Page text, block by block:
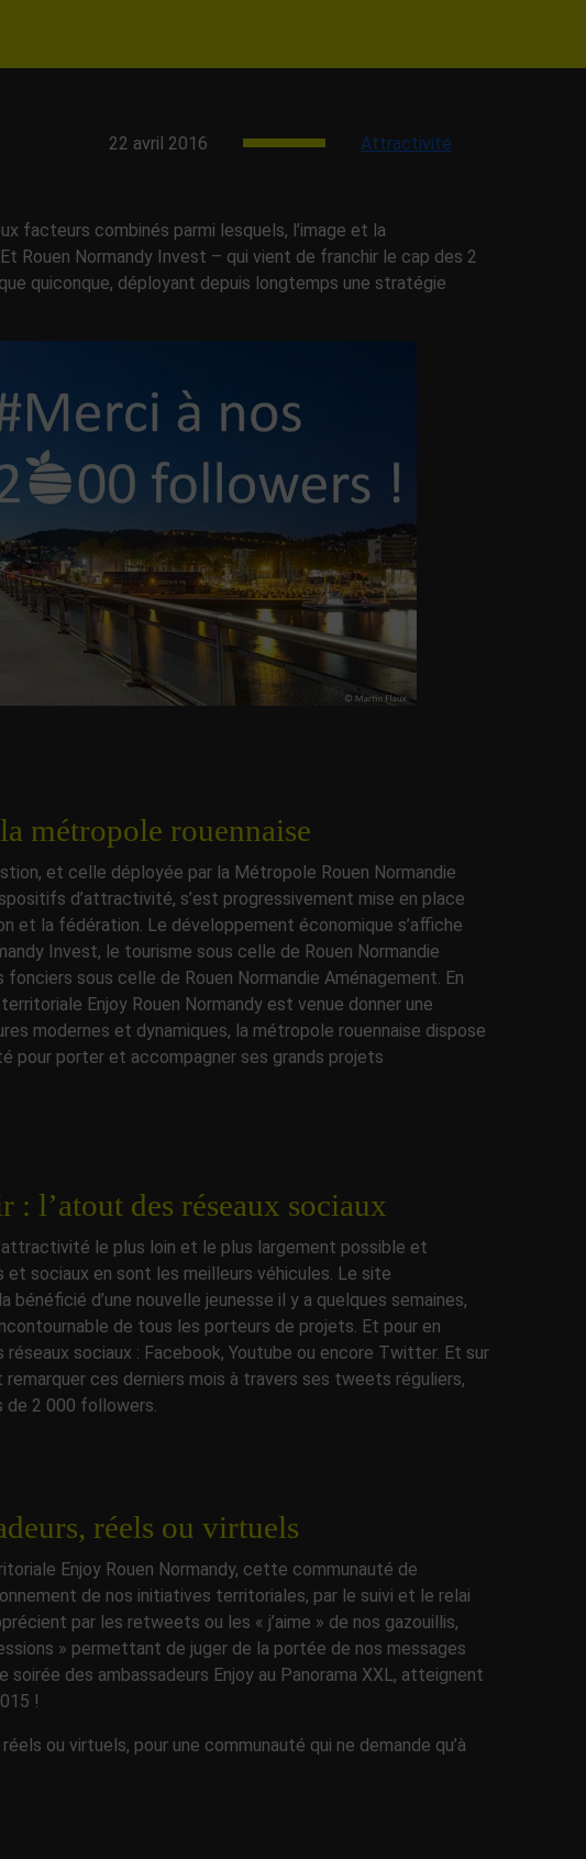
22 avril 2016 Attractivité
facteurs combinés parmi lesquels, l’image et la
Rouen Normandy Invest – qui vient de franchir le cap des 2
quiconque, déployant depuis longtemps une stratégie
métropole rouennaise
et celle déployée par la Métropole Rouen Normandie
d’attractivité, s’est progressivement mise en place
et la fédération. Le développement économique s’affiche
Invest, le tourisme sous celle de Rouen Normandie
sous celle de Rouen Normandie Aménagement. En
Enjoy Rouen Normandy est venue donner une
modernes et dynamiques, la métropole rouennaise dispose
pour porter et accompagner ses grands projets
l’atout des réseaux sociaux
le plus loin et le plus largement possible et
et sociaux en sont les meilleurs véhicules. Le site
bénéficié d’une nouvelle jeunesse il y a quelques semaines,
de tous les porteurs de projets. Et pour en
réseaux sociaux : Facebook, Youtube ou encore Twitter. Et sur
remarquer ces derniers mois à travers ses tweets réguliers,
de 2 000 followers.
réels ou virtuels
Enjoy Rouen Normandy, cette communauté de
de nos initiatives territoriales, par le suivi et le relai
par les retweets ou les « j’aime » de nos gazouillis,
» permettant de juger de la portée de nos messages
des ambassadeurs Enjoy au Panorama XXL, atteignent
!
ou virtuels, pour une communauté qui ne demande qu’à